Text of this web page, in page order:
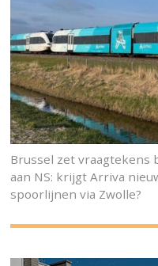
Brussel zet vraagtekens
aan NS: krijgt Arriva
spoorlijnen via Zwolle?